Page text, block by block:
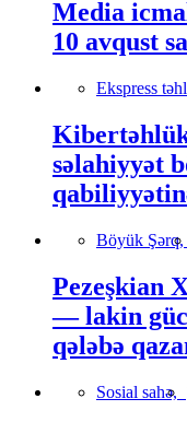
Media
10 avqust
Ekspress
səlahiyyət
Böyük Şərq,
Pezeşkian
— lakin
qələbə
Sosial sahə,